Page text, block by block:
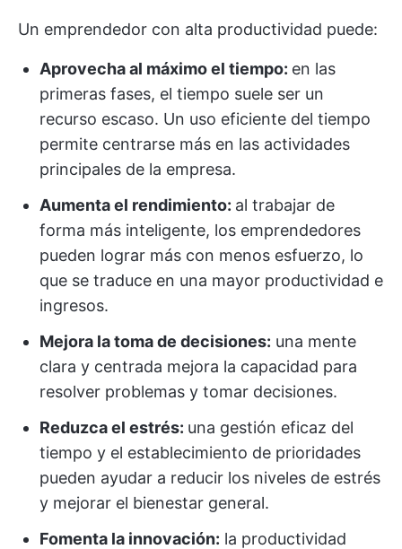
Un emprendedor con alta productividad puede:
Aprovecha al máximo el tiempo: en las
primeras fases, el tiempo suele ser un
recurso escaso. Un uso eficiente del tiempo
permite centrarse más en las actividades
principales de la empresa.
Aumenta el rendimiento: al trabajar de
forma más inteligente, los emprendedores
pueden lograr más con menos esfuerzo, lo
que se traduce en una mayor productividad e
ingresos.
Mejora la toma de decisiones: una mente
clara y centrada mejora la capacidad para
resolver problemas y tomar decisiones.
Reduzca el estrés: una gestión eficaz del
tiempo y el establecimiento de prioridades
pueden ayudar a reducir los niveles de estrés
y mejorar el bienestar general.
Fomenta la innovación: la productividad